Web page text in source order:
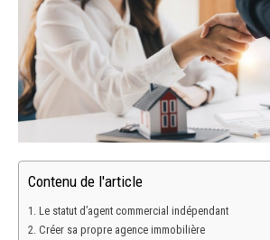
Contenu de l'article
Le statut d’agent commercial indépendant
Créer sa propre agence immobilière